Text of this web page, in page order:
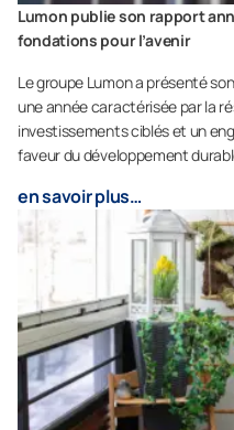
Lumon publie son rapport
fondations pour l’avenir
Le groupe Lumon a présenté
une année caractérisée par la
investissements ciblés et un
faveur du développement
en savoir plus…